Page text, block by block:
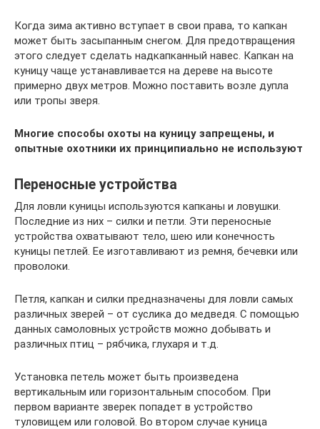
Когда зима активно вступает в свои права, то капкан
может быть засыпанным снегом. Для предотвращения
этого следует сделать надкапканный навес. Капкан на
куницу чаще устанавливается на дереве на высоте
примерно двух метров. Можно поставить возле дупла
или тропы зверя.
Многие способы охоты на куницу запрещены, и
опытные охотники их принципиально не используют
Переносные устройства
Для ловли куницы используются капканы и ловушки.
Последние из них – силки и петли. Эти переносные
устройства охватывают тело, шею или конечность
куницы петлей. Ее изготавливают из ремня, бечевки или
проволоки.
Петля, капкан и силки предназначены для ловли самых
различных зверей – от суслика до медведя. С помощью
данных самоловных устройств можно добывать и
различных птиц – рябчика, глухаря и т.д.
Установка петель может быть произведена
вертикальным или горизонтальным способом. При
первом варианте зверек попадет в устройство
туловищем или головой. Во втором случае куница